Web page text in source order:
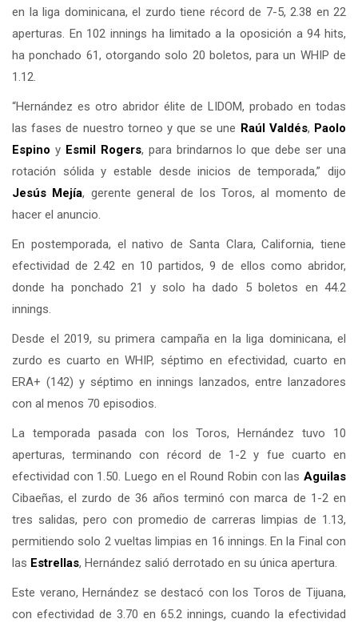
en la liga dominicana, el zurdo tiene récord de 7-5, 2.38 en 22
aperturas. En 102 innings ha limitado a la oposición a 94 hits,
ha ponchado 61, otorgando solo 20 boletos, para un WHIP de
1.12.
“Hernández es otro abridor élite de LIDOM, probado en todas
las fases de nuestro torneo y que se une Raúl Valdés, Paolo
Espino y Esmil Rogers, para brindarnos lo que debe ser una
rotación sólida y estable desde inicios de temporada,” dijo
Jesús Mejía, gerente general de los Toros, al momento de
hacer el anuncio.
En postemporada, el nativo de Santa Clara, California, tiene
efectividad de 2.42 en 10 partidos, 9 de ellos como abridor,
donde ha ponchado 21 y solo ha dado 5 boletos en 44.2
innings.
Desde el 2019, su primera campaña en la liga dominicana, el
zurdo es cuarto en WHIP, séptimo en efectividad, cuarto en
ERA+ (142) y séptimo en innings lanzados, entre lanzadores
con al menos 70 episodios.
La temporada pasada con los Toros, Hernández tuvo 10
aperturas, terminando con récord de 1-2 y fue cuarto en
efectividad con 1.50. Luego en el Round Robin con las Aguilas
Cibaeñas, el zurdo de 36 años terminó con marca de 1-2 en
tres salidas, pero con promedio de carreras limpias de 1.13,
permitiendo solo 2 vueltas limpias en 16 innings. En la Final con
las Estrellas, Hernández salió derrotado en su única apertura.
Este verano, Hernández se destacó con los Toros de Tijuana,
con efectividad de 3.70 en 65.2 innings, cuando la efectividad